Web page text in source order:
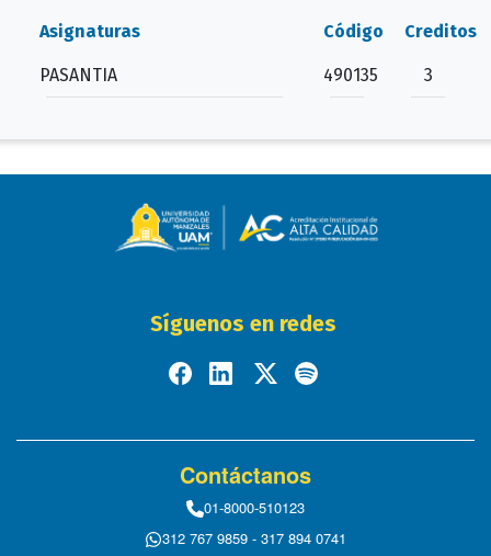
Asignaturas Código Creditos
PASANTIA 490135 3
Síguenos en redes
Contáctanos
01-8000-510123
312 767 9859 - 317 894 0741